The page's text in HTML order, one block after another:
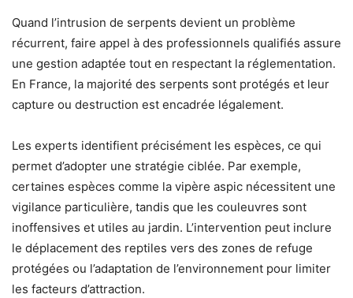
Quand l’intrusion de serpents devient un problème
récurrent, faire appel à des professionnels qualifiés assure
une gestion adaptée tout en respectant la réglementation.
En France, la majorité des serpents sont protégés et leur
capture ou destruction est encadrée légalement.
Les experts identifient précisément les espèces, ce qui
permet d’adopter une stratégie ciblée. Par exemple,
certaines espèces comme la vipère aspic nécessitent une
vigilance particulière, tandis que les couleuvres sont
inoffensives et utiles au jardin. L’intervention peut inclure
le déplacement des reptiles vers des zones de refuge
protégées ou l’adaptation de l’environnement pour limiter
les facteurs d’attraction.